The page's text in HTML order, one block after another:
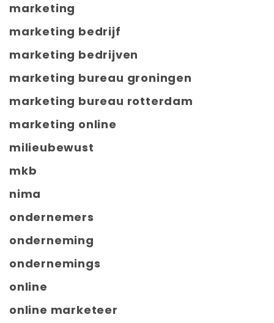
marketing
marketing bedrijf
marketing bedrijven
marketing bureau groningen
marketing bureau rotterdam
marketing online
milieubewust
mkb
nima
ondernemers
onderneming
ondernemings
online
online marketeer